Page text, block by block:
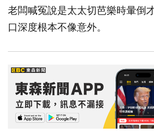
老闆喊冤說是太太切芭樂時暈倒
口深度根本不像意外。